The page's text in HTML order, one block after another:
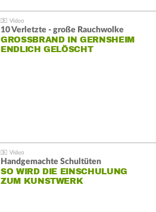
10 Verletzte - große Rauchwolke
GROSSBRAND IN GERNSHEIM E
NDLICH GELÖSCHT
Handgemachte Schultüten
SO WIRD DIE EINSCHULUNG
ZUM KUNSTWERK